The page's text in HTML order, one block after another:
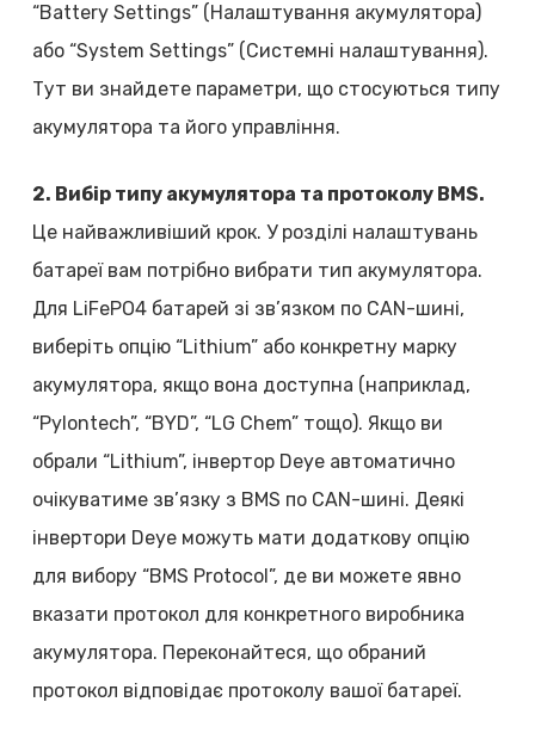
“Battery Settings” (Налаштування акумулятора)
або “System Settings” (Системні налаштування).
Тут ви знайдете параметри, що стосуються типу
акумулятора та його управління.
2. Вибір типу акумулятора та протоколу BMS.
Це найважливіший крок. У розділі налаштувань
батареї вам потрібно вибрати тип акумулятора.
Для LiFePO4 батарей зі зв’язком по CAN-шині,
виберіть опцію “Lithium” або конкретну марку
акумулятора, якщо вона доступна (наприклад,
“Pylontech”, “BYD”, “LG Chem” тощо). Якщо ви
обрали “Lithium”, інвертор Deye автоматично
очікуватиме зв’язку з BMS по CAN-шині. Деякі
інвертори Deye можуть мати додаткову опцію
для вибору “BMS Protocol”, де ви можете явно
вказати протокол для конкретного виробника
акумулятора. Переконайтеся, що обраний
протокол відповідає протоколу вашої батареї.